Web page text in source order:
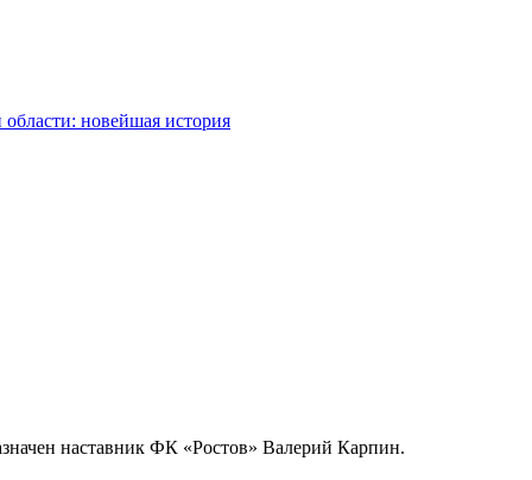
области: новейшая история
наставник ФК «Ростов» Валерий Карпин.